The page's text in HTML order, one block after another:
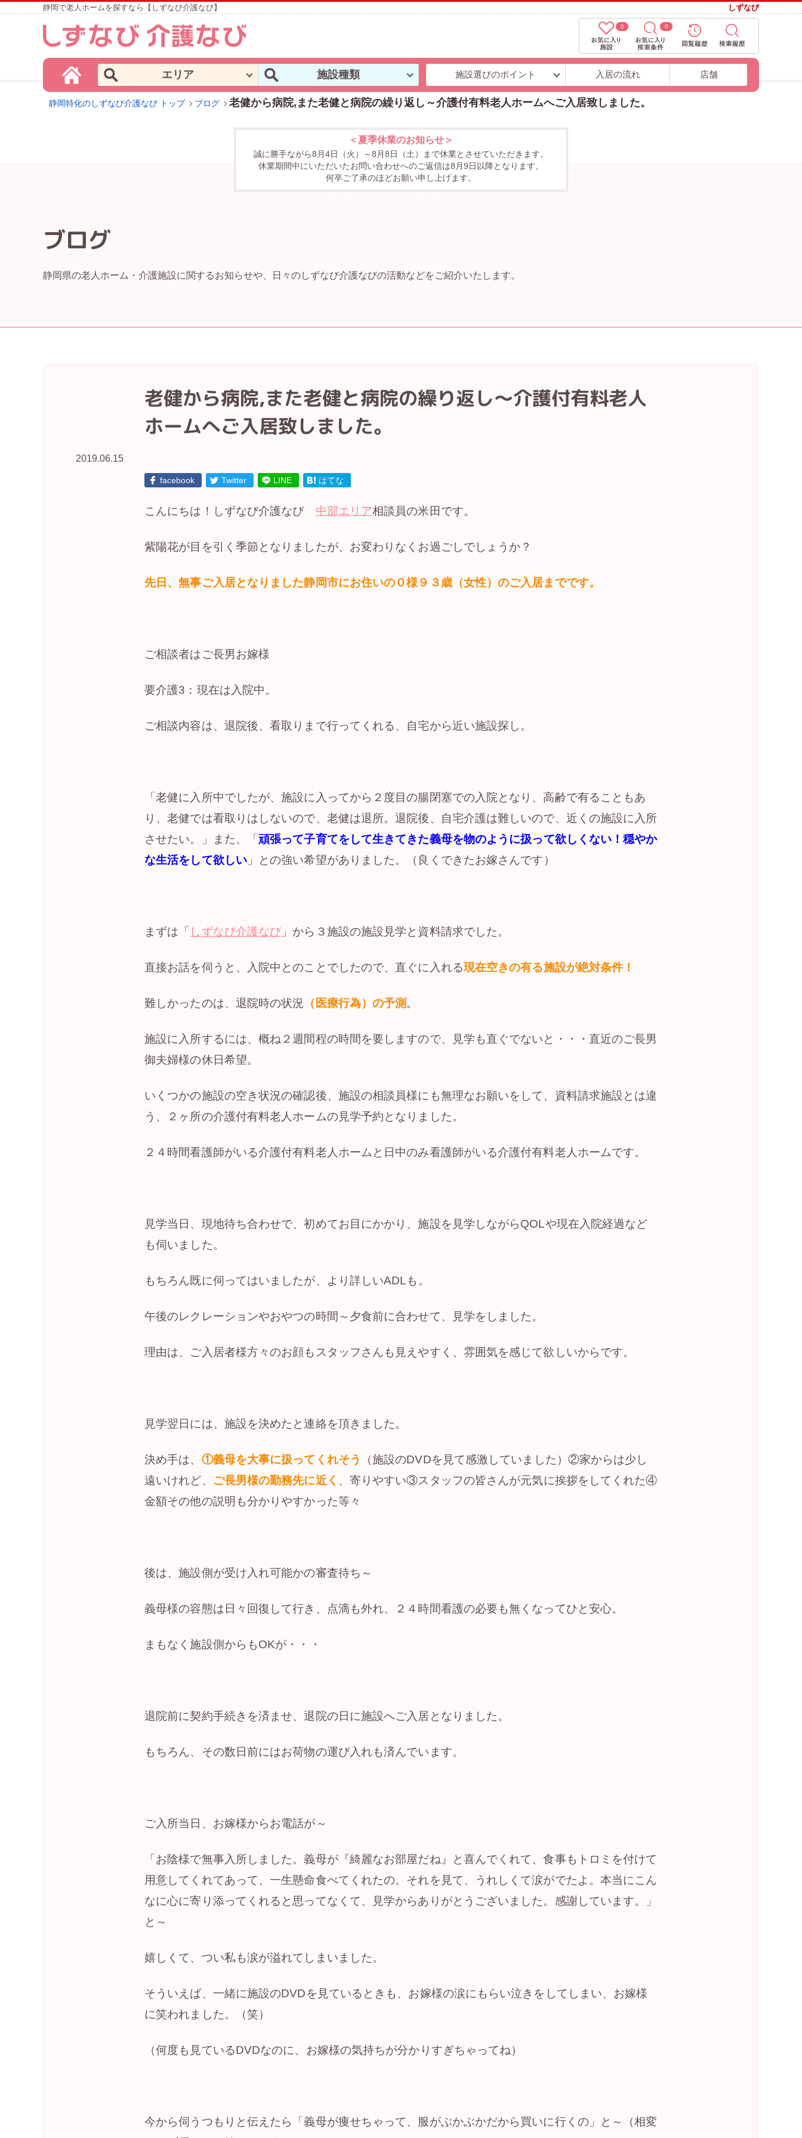
静岡で老人ホームを探すなら【しずなび介護なび】 しずなび
0 0
エリア 施設種類 施設選びのポイント 入居の流れ 店舗
静岡特化のしずなび介護なび トップ ブログ 老健から病院,また老健と病院の繰り返し～介護付有料老人ホームへご入居致しました。
＜夏季休業のお知らせ＞
誠に勝手ながら8月4日（火）～8月8日（土）まで休業とさせていただきます。
休業期間中にいただいたお問い合わせへのご返信は8月9日以降となります。
何卒ご了承のほどお願い申し上げます。
ブログ
静岡県の老人ホーム・介護施設に関するお知らせや、日々のしずなび介護なびの活動などをご紹介いたします。
老健から病院,また老健と病院の繰り返し～介護付有料老人
ホームへご入居致しました。
2019.06.15
facebook Twitter LINE はてな
こんにちは！しずなび介護なび 中部エリア相談員の米田です。
紫陽花が目を引く季節となりましたが、お変わりなくお過ごしでしょうか？
先日、無事ご入居となりました静岡市にお住いの０様９３歳（女性）のご入居までです。
ご相談者はご長男お嫁様
要介護3：現在は入院中。
ご相談内容は、退院後、看取りまで行ってくれる、自宅から近い施設探し。
「老健に入所中でしたが、施設に入ってから２度目の腸閉塞での入院となり、高齢で有ることもあ
り、老健では看取りはしないので、老健は退所。退院後、自宅介護は難しいので、近くの施設に入所
させたい。」また、「 頑張って子育てをして生きてきた義母を物のように扱って欲しくない！穏やか
な生活をして欲しい」との強い希望がありました。（良くできたお嫁さんです）
まずは「 しずなび介護なび 」から３施設の施設見学と資料請求でした。
直接お話を伺うと、入院中とのことでしたので、直ぐに入れる現在空きの有る施設が絶対条件！
難しかったのは、退院時の状況 （医療行為）の予測 。
施設に入所するには、概ね２週間程の時間を要しますので、見学も直ぐでないと・・・直近のご長男
御夫婦様の休日希望。
いくつかの施設の空き状況の確認後、施設の相談員様にも無理なお願いをして、資料請求施設とは違
う、２ヶ所の介護付有料老人ホームの見学予約となりました。
２４時間看護師がいる介護付有料老人ホームと日中のみ看護師がいる介護付有料老人ホームです。
見学当日、現地待ち合わせで、初めてお目にかかり、施設を見学しながらQOLや現在入院経過など
も伺いました。
もちろん既に伺ってはいましたが、より詳しいADLも。
午後のレクレーションやおやつの時間～夕食前に合わせて、見学をしました。
理由は、ご入居者様方々のお顔もスタッフさんも見えやすく、雰囲気を感じて欲しいからです。
見学翌日には、施設を決めたと連絡を頂きました。
決め手は、 ①義母を大事に扱ってくれそう
（施設のDVDを見て感激していました）②家からは少し
遠いけれど、
ご長男様の勤務先に近く 、寄りやすい③スタッフの皆さんが元気に挨拶をしてくれた④
金額その他の説明も分かりやすかった等々
後は、施設側が受け入れ可能かの審査待ち～
義母様の容態は日々回復して行き、点滴も外れ、２４時間看護の必要も無くなってひと安心。
まもなく施設側からもOKが・・・
退院前に契約手続きを済ませ、退院の日に施設へご入居となりました。
もちろん、その数日前にはお荷物の運び入れも済んでいます。
ご入所当日、お嫁様からお電話が～
「お陰様で無事入所しました。義母が『綺麗なお部屋だね』と喜んでくれて、食事もトロミを付けて
用意してくれてあって、一生懸命食べてくれたの。それを見て、うれしくて涙がでたよ。本当にこん
なに心に寄り添ってくれると思ってなくて、見学からありがとうございました。感謝しています。」
と～
嬉しくて、つい私も涙が溢れてしまいました。
そういえば、一緒に施設のDVDを見ているときも、お嫁様の涙にもらい泣きをしてしまい、お嫁様
に笑われました。（笑）
（何度も見ているDVDなのに、お嫁様の気持ちが分かりすぎちゃってね）
今から伺うつもりと伝えたら「義母が痩せちゃって、服がぶかぶかだから買いに行くの」と～（相変